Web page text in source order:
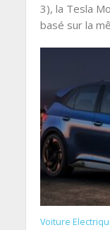
3), la Tesla
basé sur la
Voiture